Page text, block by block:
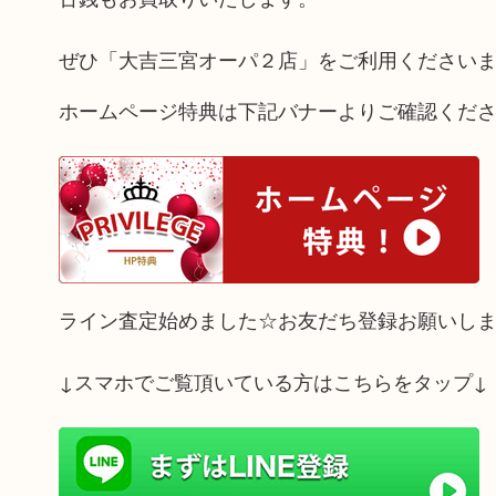
ぜひ「大吉三宮オーパ２店」をご利用くださいま
ホームページ特典は下記バナーよりご確認くださ
ライン査定始めました☆お友だち登録お願いし
↓スマホでご覧頂いている方はこちらをタップ↓